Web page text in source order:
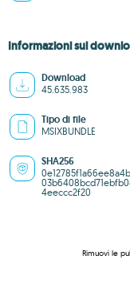
Informazioni sul
Download
45.635.983
Tipo di file
MSIXBUNDLE
SHA256
4eeccc2f20
Rimuovi le